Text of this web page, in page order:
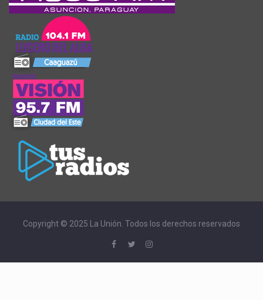
Copyright © 2025 La Unión. Todos los derechos reservados